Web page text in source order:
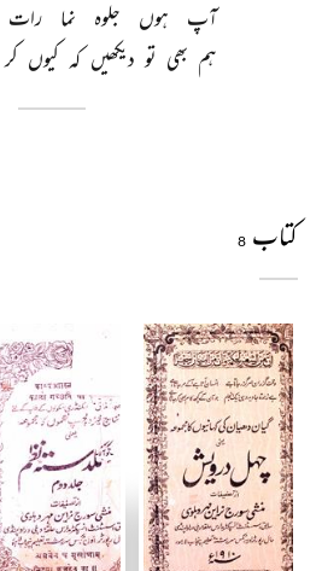
آپ ہوں جلوہ نما رات
ہم بھی تو دیکھیں کہ کیوں کر
کتاب 8